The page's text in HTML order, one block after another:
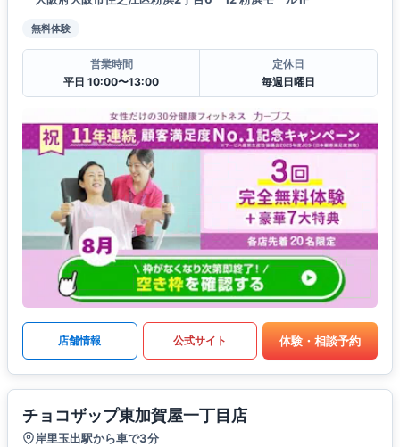
無料体験
営業時間
平日 10:00〜13:00
定休日
毎週日曜日
店舗情報 公式サイト 体験・相談予約
チョコザップ東加賀屋一丁目店
岸里玉出駅から車で3分